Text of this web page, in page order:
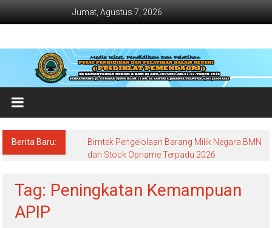
Jumat, Agustus 7, 2026
Jadwal
Bimtek
dan
Diklat
Terbaru
Dan
Berita Baru:
Bimtek Pengelolaan Barang Milik Negara BMN
dan Stock Opname Terpadu 2026
Tag: Peningkatan Kemampuan
APIP